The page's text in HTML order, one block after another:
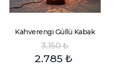
Kahverengi Güllü Kabak
3.150₺
2.785₺